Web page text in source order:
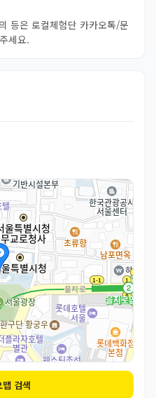
등은 로컬체험단 카카오톡/문
세요.
맵 검색